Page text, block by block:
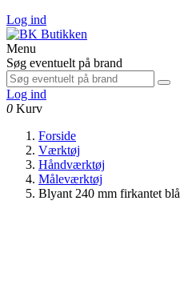
Log ind
Menu
Søg eventuelt på brand
Log ind
0 Kurv
Forside
Værktøj
Håndværktøj
Måleværktøj
Blyant 240 mm firkantet blå